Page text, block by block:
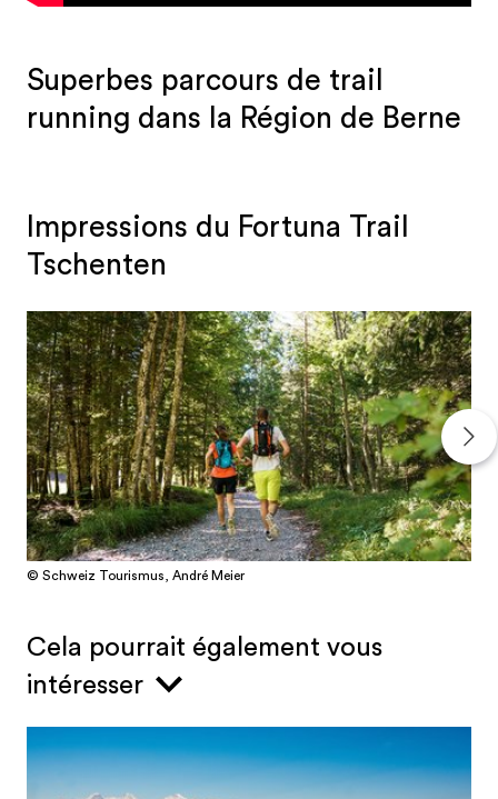
Superbes parcours de trail
running dans la Région de Berne
Impressions du Fortuna Trail
Tschenten
© Schweiz Tourismus, André Meier
Cela pourrait également vous
intéresser